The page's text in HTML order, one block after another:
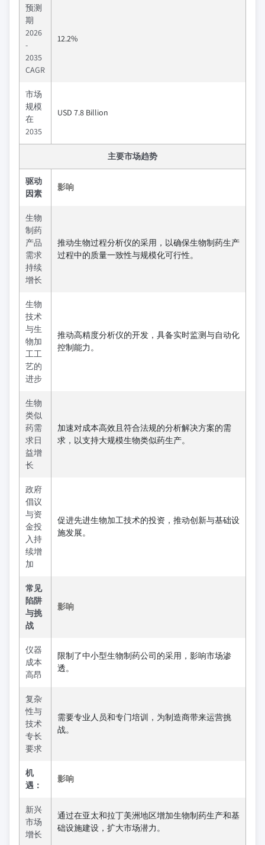
预测
期
2026
-
2035
CAGR
12.2%
市场
规模
在
2035
USD 7.8 Billion
主要市场趋势
驱动
因素
影响
生物
制药
产品
需求
持续
增长
推动生物过程分析仪的采用，以确保生物制药生产
过程中的质量一致性与规模化可行性。
生物
技术
与生
物加
工工
艺的
进步
推动高精度分析仪的开发，具备实时监测与自动化
控制能力。
生物
类似
药需
求日
益增
长
加速对成本高效且符合法规的分析解决方案的需
求，以支持大规模生物类似药生产。
政府
倡议
与资
金投
入持
续增
加
促进先进生物加工技术的投资，推动创新与基础设
施发展。
常见
陷阱
与挑
战
影响
仪器
成本
高昂
限制了中小型生物制药公司的采用，影响市场渗
透。
复杂
性与
技术
专长
要求
需要专业人员和专门培训，为制造商带来运营挑
战。
机
遇：
影响
新兴
市场
增长
通过在亚太和拉丁美洲地区增加生物制药生产和基
础设施建设，扩大市场潜力。